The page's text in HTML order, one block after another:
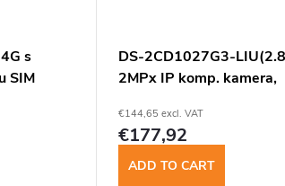
s
SIM
DS-2CD1027G3-
2MPx IP komp. kamera,
€144,65 excl. VAT
€177,92
ADD TO CART